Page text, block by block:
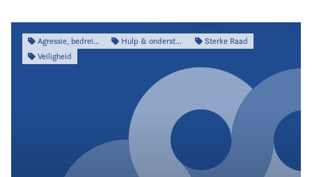
Agressie, bedreiging & intimidatie Hulp & ondersteuning
Sterke Raad
Veiligheid